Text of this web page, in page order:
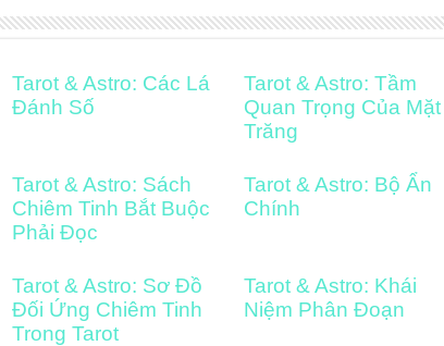
Tarot & Astro: Các Lá
Đánh Số
Tarot & Astro: Tầm
Quan Trọng Của Mặt
Trăng
Tarot & Astro: Sách
Chiêm Tinh Bắt Buộc
Phải Đọc
Tarot & Astro: Bộ Ẩn
Chính
Tarot & Astro: Sơ Đồ
Đối Ứng Chiêm Tinh
Trong Tarot
Tarot & Astro: Khái
Niệm Phân Đoạn